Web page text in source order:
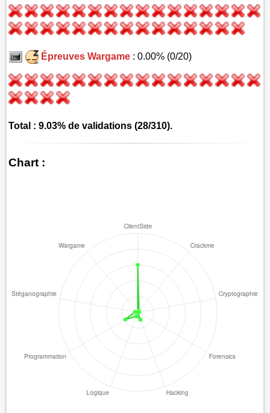
Épreuves Wargame: 0.00% (0/20)
Total : 9.03% de validations (28/310).
Chart :